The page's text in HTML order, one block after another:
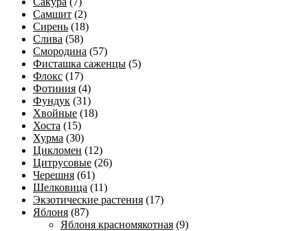
Самшит (2)
Сирень (18)
Слива (58)
Смородина (57)
Фисташка саженцы (5)
Флокс (17)
Фотиния (4)
Фундук (31)
Хвойные (18)
Хоста (15)
Хурма (30)
Цикломен (12)
Цитрусовые (26)
Черешня (61)
Шелковица (11)
Экзотические растения (17)
Яблоня (87)
Яблоня красномякотная (9)